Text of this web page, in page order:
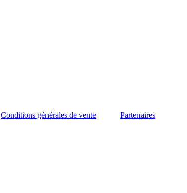
Conditions générales de vente Partenaires